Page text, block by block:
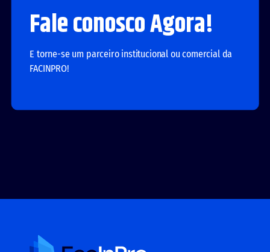
Fale conosco Agora!
E torne-se um parceiro institucional ou comercial da
FACINPRO!